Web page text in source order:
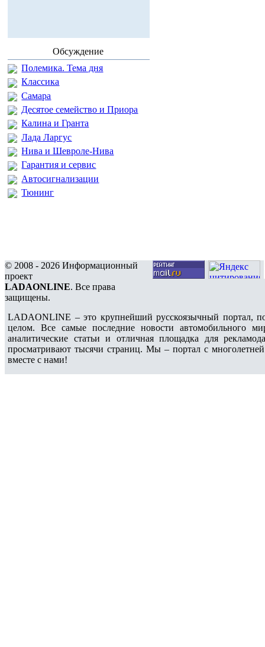
Обсуждение
Полемика. Тема дня
Классика
Самара
Десятое семейство и Приора
Калина и Гранта
Лада Ларгус
Нива и Шевроле-Нива
Гарантия и сервис
Автосигнализации
Тюнинг
© 2008 - 2026 Информационный
проект
LADAONLINE. Все права
защищены.
LADAONLINE – это крупнейший русскоязычный портал,
целом. Все самые последние новости автомобильного
аналитические статьи и отличная площадка для
просматривают тысячи страниц. Мы – портал с
вместе с нами!